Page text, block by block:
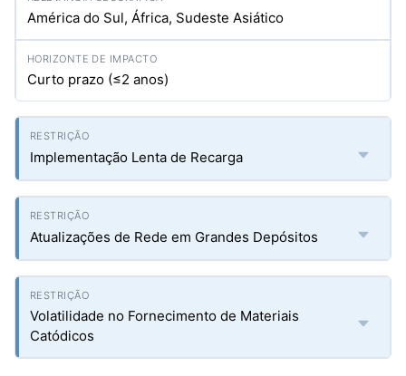
América do Sul, África, Sudeste Asiático
Curto prazo (≤2 anos)
Implementação Lenta de Recarga
Atualizações de Rede em Grandes Depósitos
Volatilidade no Fornecimento de Materiais
Catódicos